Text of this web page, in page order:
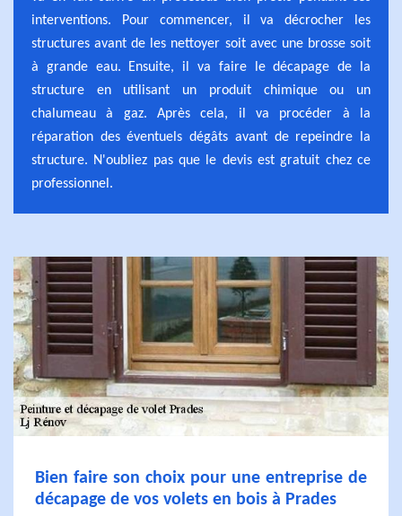
interventions. Pour commencer, il va décrocher les
structures avant de les nettoyer soit avec une brosse soit
à grande eau. Ensuite, il va faire le décapage de la
structure en utilisant un produit chimique ou un
chalumeau à gaz. Après cela, il va procéder à la
réparation des éventuels dégâts avant de repeindre la
structure. N'oubliez pas que le devis est gratuit chez ce
professionnel.
Bien faire son choix pour une entreprise de
décapage de vos volets en bois à Prades